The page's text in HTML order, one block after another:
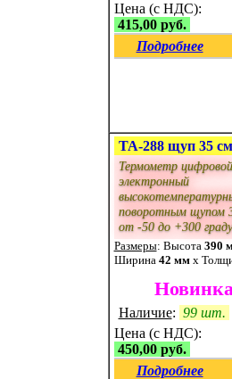
Цена (с НДС):
415,00 руб.
Подробнее
ТА-288 щуп 35 см
Термометр цифровой
электронный
поворотным щупом
от -50 до +300
Размеры: Высота 390
Ширина 42 ммx
Наличие: 99 шт.
Цена (с НДС):
450,00 руб.
Подробнее